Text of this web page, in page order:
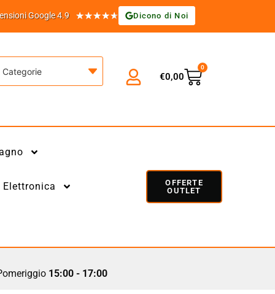
Google 4.9 ★★★★★ Dicono di Noi
Categorie €0,00
0
Elettronica
OFFERTE
OUTLET
15:00 - 17:00